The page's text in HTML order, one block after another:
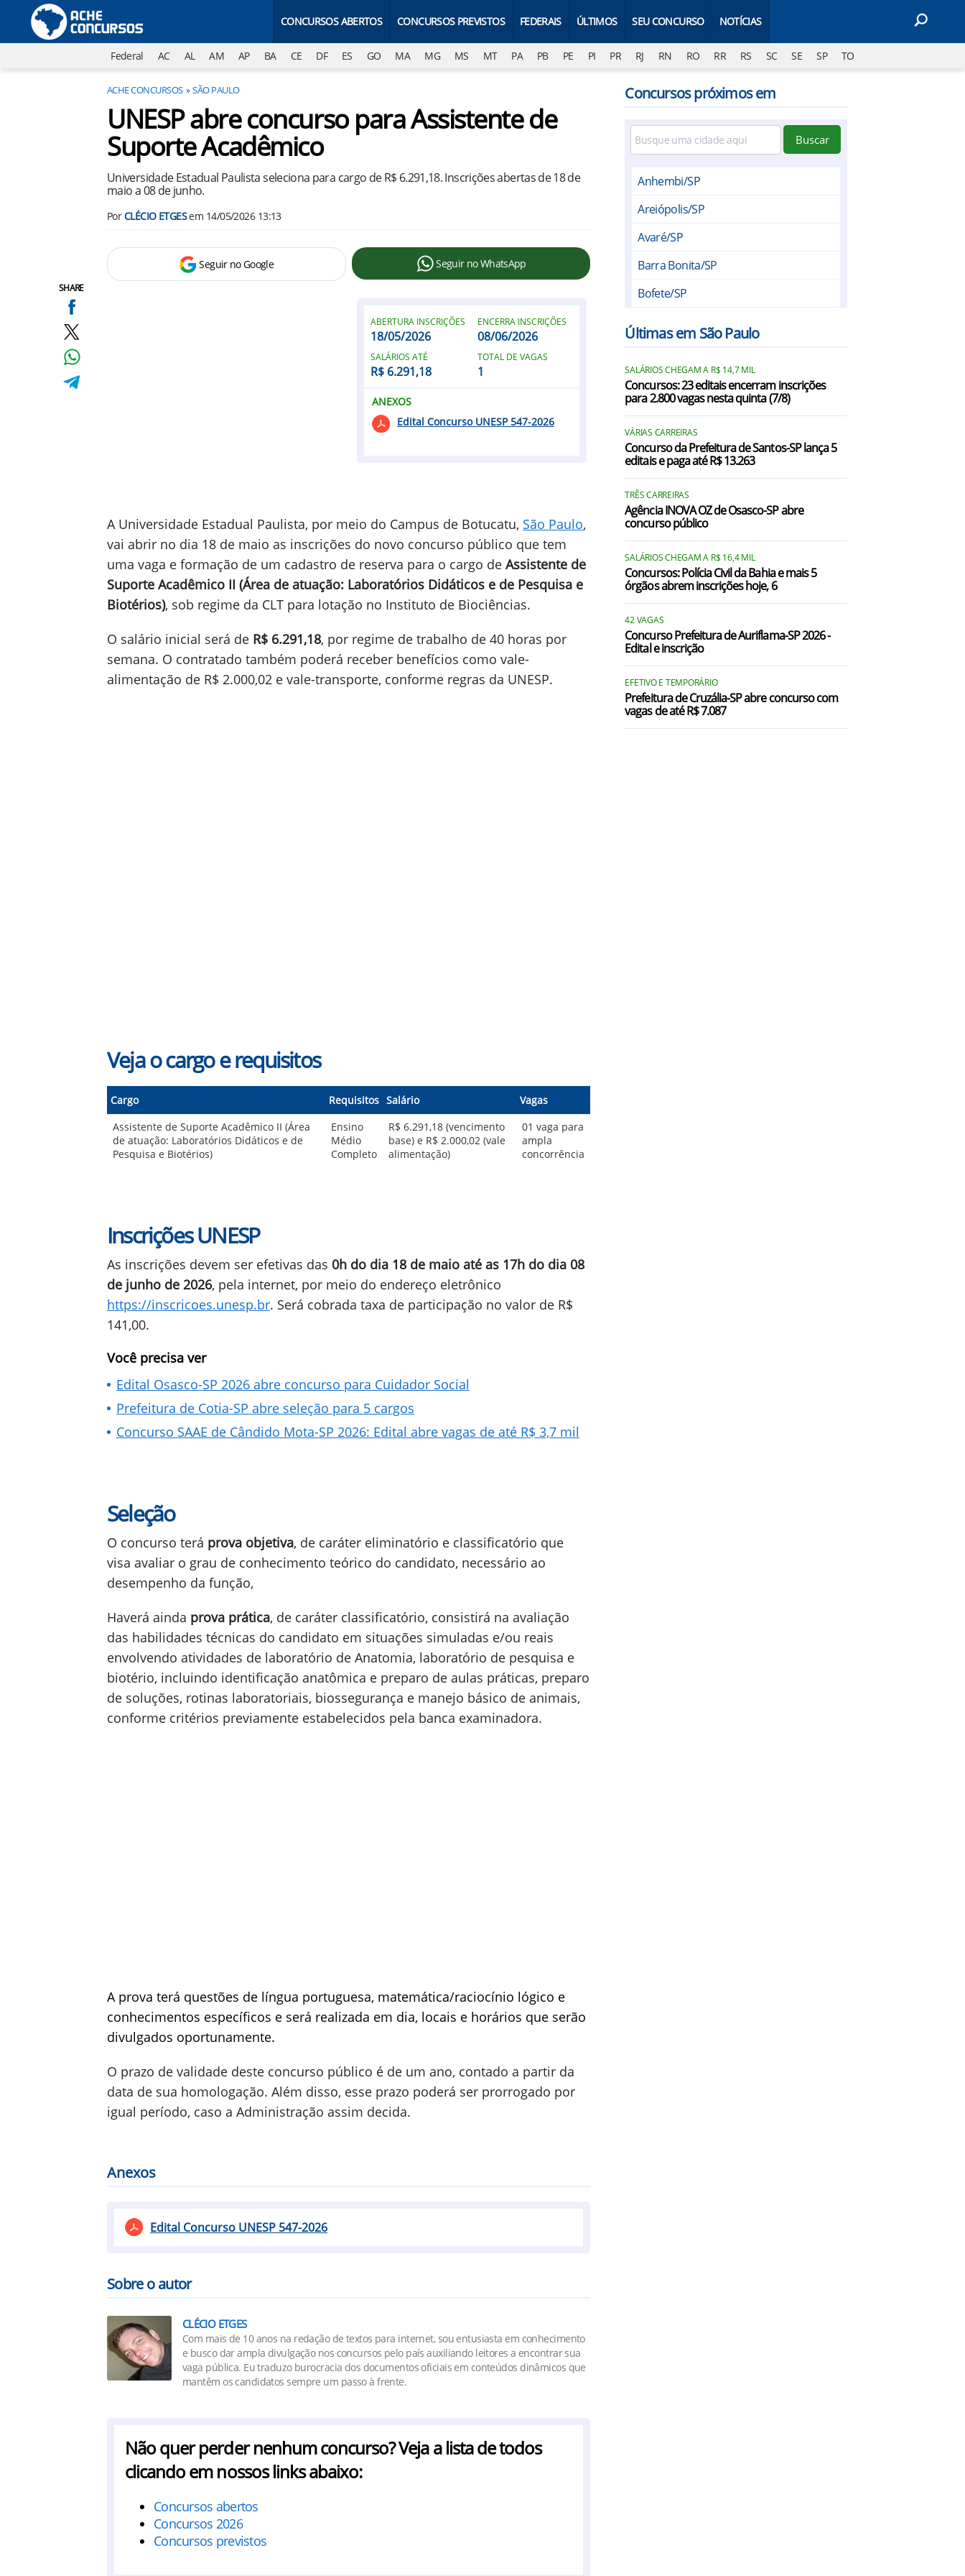
CONCURSOS ABERTOS CONCURSOS PREVISTOS FEDERAIS ÚLTIMOS SEU CONCURSO NOTÍCIAS
Federal AC AL AM AP BA CE DF ES GO MA MG MS MT PA PB PE PI PR RJ RN RO RR RS SC SE SP TO
ACHE CONCURSOS SÃO PAULO
SHARE
UNESP abre concurso para Assistente de
Suporte Acadêmico
Universidade Estadual Paulista seleciona para cargo de R$ 6.291,18. Inscrições abertas de 18 de
maio a 08 de junho.
PorCLÉCIO ETGESem 14/05/2026 13:13
Seguir no Google Seguir no WhatsApp
A Universidade Estadual Paulista, por meio do Campus de Botucatu, São Paulo,
vai abrir no dia 18 de maio as inscrições do novo concurso público que tem
uma vaga e formação de um cadastro de reserva para o cargo de Assistente de
Suporte Acadêmico II (Área de atuação: Laboratórios Didáticos e de Pesquisa e
Biotérios), sob regime da CLT para lotação no Instituto de Biociências.
ABERTURA INSCRIÇÕES
18/05/2026
ENCERRA INSCRIÇÕES
08/06/2026
SALÁRIOS ATÉ
R$ 6.291,18
TOTAL DE VAGAS
1
ANEXOS
Edital Concurso UNESP 547-2026
O salário inicial será de R$ 6.291,18, por regime de trabalho de 40 horas por
semana. O contratado também poderá receber benefícios como vale-
alimentação de R$ 2.000,02 e vale-transporte, conforme regras da UNESP.
Veja o cargo e requisitos
Cargo Requisitos Salário
Vagas
Assistente de Suporte Acadêmico II (Área
de atuação: Laboratórios Didáticos e de
Pesquisa e Biotérios)
Ensino
Médio
Completo
R$ 6.291,18 (vencimento
base) e R$ 2.000,02 (vale
alimentação)
01 vaga para
ampla
concorrência
Inscrições UNESP
As inscrições devem ser efetivas das 0h do dia 18 de maio até as 17h do dia 08
de junho de 2026, pela internet, por meio do endereço eletrônico
https://inscricoes.unesp.br. Será cobrada taxa de participação no valor de R$
141,00.
Você precisa ver
Edital Osasco-SP 2026 abre concurso para Cuidador Social
Prefeitura de Cotia-SP abre seleção para 5 cargos
Concurso SAAE de Cândido Mota-SP 2026: Edital abre vagas de até R$ 3,7 mil
Seleção
O concurso terá prova objetiva, de caráter eliminatório e classificatório que
visa avaliar o grau de conhecimento teórico do candidato, necessário ao
desempenho da função,
Haverá ainda prova prática, de caráter classificatório, consistirá na avaliação
das habilidades técnicas do candidato em situações simuladas e/ou reais
envolvendo atividades de laboratório de Anatomia, laboratório de pesquisa e
biotério, incluindo identificação anatômica e preparo de aulas práticas, preparo
de soluções, rotinas laboratoriais, biossegurança e manejo básico de animais,
conforme critérios previamente estabelecidos pela banca examinadora.
A prova terá questões de língua portuguesa, matemática/raciocínio lógico e
conhecimentos específicos e será realizada em dia, locais e horários que serão
divulgados oportunamente.
O prazo de validade deste concurso público é de um ano, contado a partir da
data de sua homologação. Além disso, esse prazo poderá ser prorrogado por
igual período, caso a Administração assim decida.
Anexos
Edital Concurso UNESP 547-2026
Sobre o autor
CLÉCIO ETGES
Com mais de 10 anos na redação de textos para internet, sou entusiasta em conhecimento
e busco dar ampla divulgação nos concursos pelo país auxiliando leitores a encontrar sua
vaga pública. Eu traduzo burocracia dos documentos oficiais em conteúdos dinâmicos que
mantêm os candidatos sempre um passo à frente.
Não quer perder nenhum concurso? Veja a lista de todos
clicando em nossos links abaixo:
Concursos abertos
Concursos 2026
Concursos previstos
Concursos próximos em
Buscar
Anhembi/SP
Areiópolis/SP
Avaré/SP
Barra Bonita/SP
Bofete/SP
Conchas/SP
Dois Córregos/SP
Igaraçu do Tietê/SP
Itatinga/SP
Lençóis Paulista/SP
Macatuba/SP
Mineiros do Tietê/SP
Pardinho/SP
Pereiras/SP
Porangaba/SP
Pratânia/SP
Santa Maria da Serra/SP
São Manuel/SP
Últimas em São Paulo
SALÁRIOS CHEGAM A R$ 14,7 MIL
Concursos: 23 editais encerram inscrições
para 2.800 vagas nesta quinta (7/8)
VÁRIAS CARREIRAS
Concurso da Prefeitura de Santos-SP lança 5
editais e paga até R$ 13.263
TRÊS CARREIRAS
Agência INOVA OZ de Osasco-SP abre
concurso público
SALÁRIOS CHEGAM A R$ 16,4 MIL
Concursos: Polícia Civil da Bahia e mais 5
órgãos abrem inscrições hoje, 6
42 VAGAS
Concurso Prefeitura de Auriflama-SP 2026 -
Edital e inscrição
EFETIVO E TEMPORÁRIO
Prefeitura de Cruzália-SP abre concurso com
vagas de até R$ 7.087